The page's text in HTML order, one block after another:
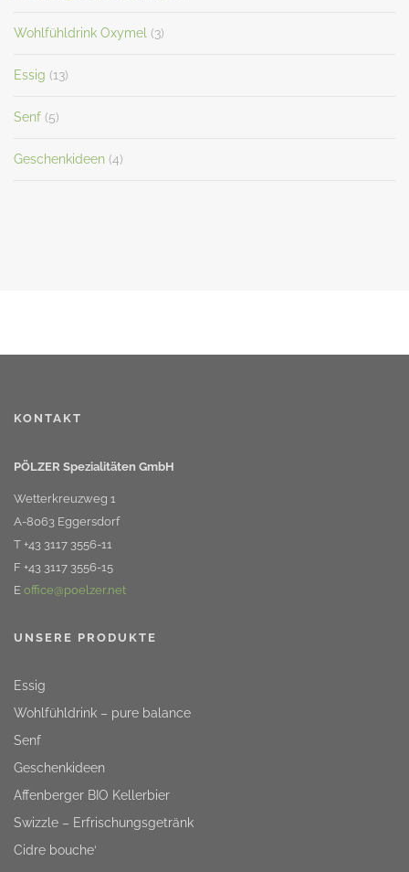
Wohlfühldrink Oxymel (3)
Essig (13)
Senf (5)
Geschenkideen (4)
KONTAKT
PÖLZER Spezialitäten GmbH
Wetterkreuzweg 1
A-8063 Eggersdorf
T +43 3117 3556-11
F +43 3117 3556-15
E office@poelzer.net
UNSERE PRODUKTE
Essig
Wohlfühldrink – pure balance
Senf
Geschenkideen
Affenberger BIO Kellerbier
Swizzle – Erfrischungsgetränk
Cidre bouche‘